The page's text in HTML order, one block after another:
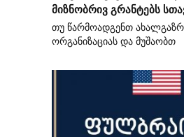
მიზნობრივ გრანტებს
თუ წარმოადგენთ
ორგანიზაციას და მუშაობთ